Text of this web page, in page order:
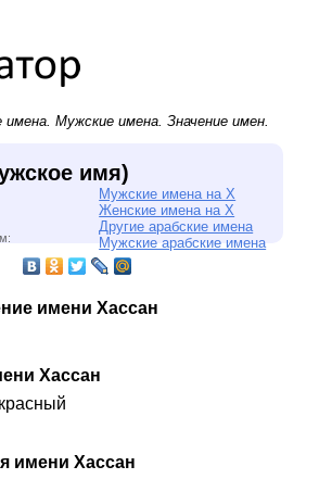
имена. Мужские имена. Значение имен.
имя)
Мужские имена на Х
Женские имена на Х
Другие арабские имена
Мужские арабские имена
имени Хассан
Хассан
имени Хассан